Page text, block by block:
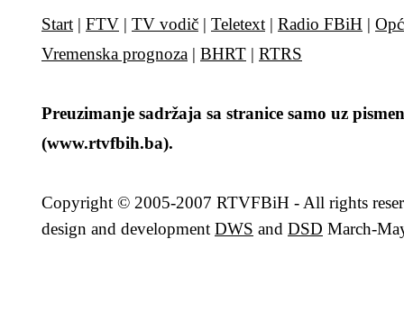
Start | FTV | TV vodič | Teletext | Radio FBiH |
Vremenska prognoza | BHRT | RTRS
Preuzimanje sadržaja sa stranice samo uz
(www.rtvfbih.ba).
Copyright © 2005-2007 RTVFBiH - All rights
design and development DWS and DSD March-